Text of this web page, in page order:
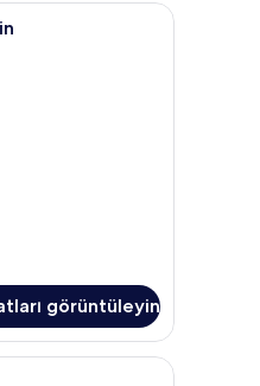
görüntüleyin